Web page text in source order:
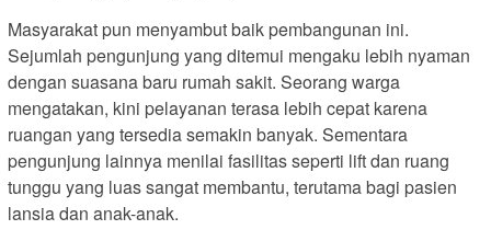
Masyarakat pun menyambut baik pembangunan ini.
Sejumlah pengunjung yang ditemui mengaku lebih nyaman
dengan suasana baru rumah sakit. Seorang warga
mengatakan, kini pelayanan terasa lebih cepat karena
ruangan yang tersedia semakin banyak. Sementara
pengunjung lainnya menilai fasilitas seperti lift dan ruang
tunggu yang luas sangat membantu, terutama bagi pasien
lansia dan anak-anak.